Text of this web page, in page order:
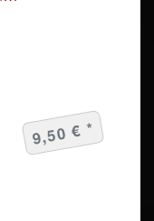
9,50 € *